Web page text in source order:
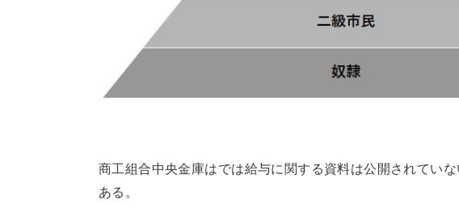
商工組合中央金庫はでは給与に関する資料は公開されてい
ある。